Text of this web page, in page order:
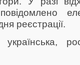
реєстрації.